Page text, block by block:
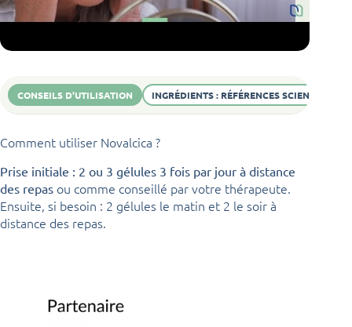
CONSEILS D'UTILISATION INGRÉDIENTS : RÉFÉRENCES SCIENTIFIQUES
Comment utiliser Novalcica ?
Prise initiale : 2 ou 3 gélules 3 fois par jour à distance
des repas ou comme conseillé par votre thérapeute.
Ensuite, si besoin : 2 gélules le matin et 2 le soir à
distance des repas.